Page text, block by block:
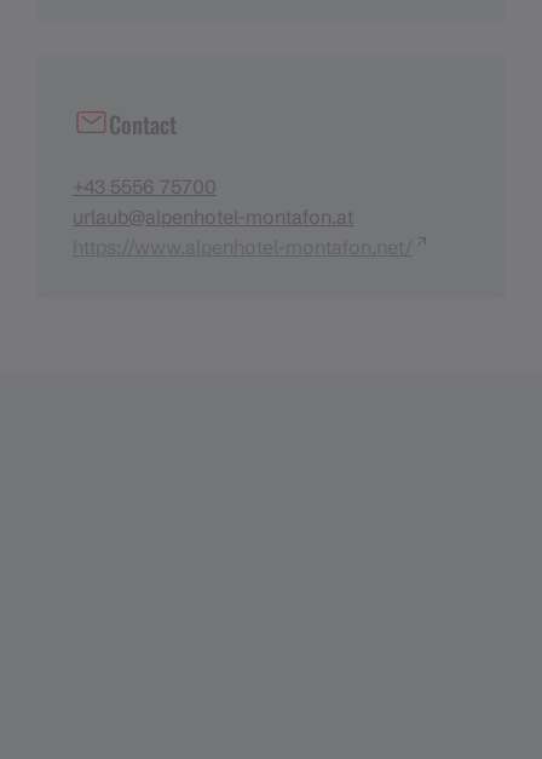
Contact
+43 5556 75700
urlaub@alpenhotel-montafon.at